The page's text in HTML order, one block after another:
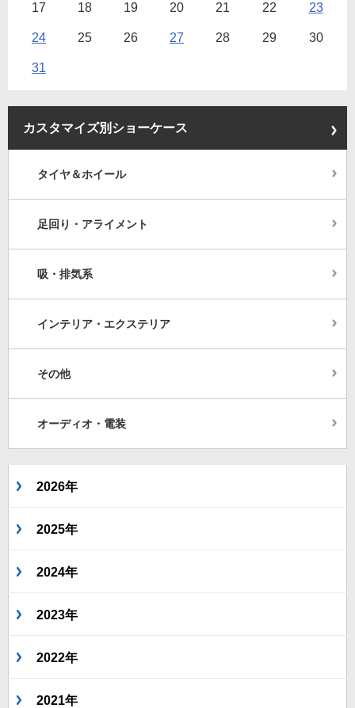
17 18 19 20 21 22 23
24 25 26 27 28 29 30
31
カスタマイズ別ショーケース
タイヤ＆ホイール
足回り・アライメント
吸・排気系
インテリア・エクステリア
その他
オーディオ・電装
2026年
2025年
2024年
2023年
2022年
2021年